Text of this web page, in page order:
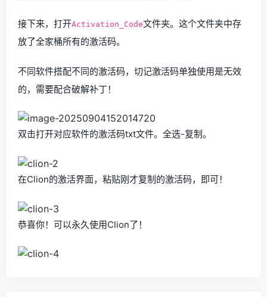
接下来，打开Activation_Code文件夹。这个文件夹中存
放了全家桶所有的激活码。
不同软件搭配不同的激活码，切记激活码单独使用是无效
的，需要配合破解补丁！
双击打开对应软件的激活码txt文件。全选-复制。
在Clion的激活界面，粘贴刚才复制的激活码，即可！
恭喜你！可以永久使用Clion了！